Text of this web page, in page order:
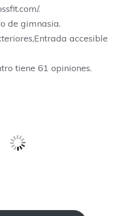
.
de gimnasia.
accesible
tiene 61 opiniones.